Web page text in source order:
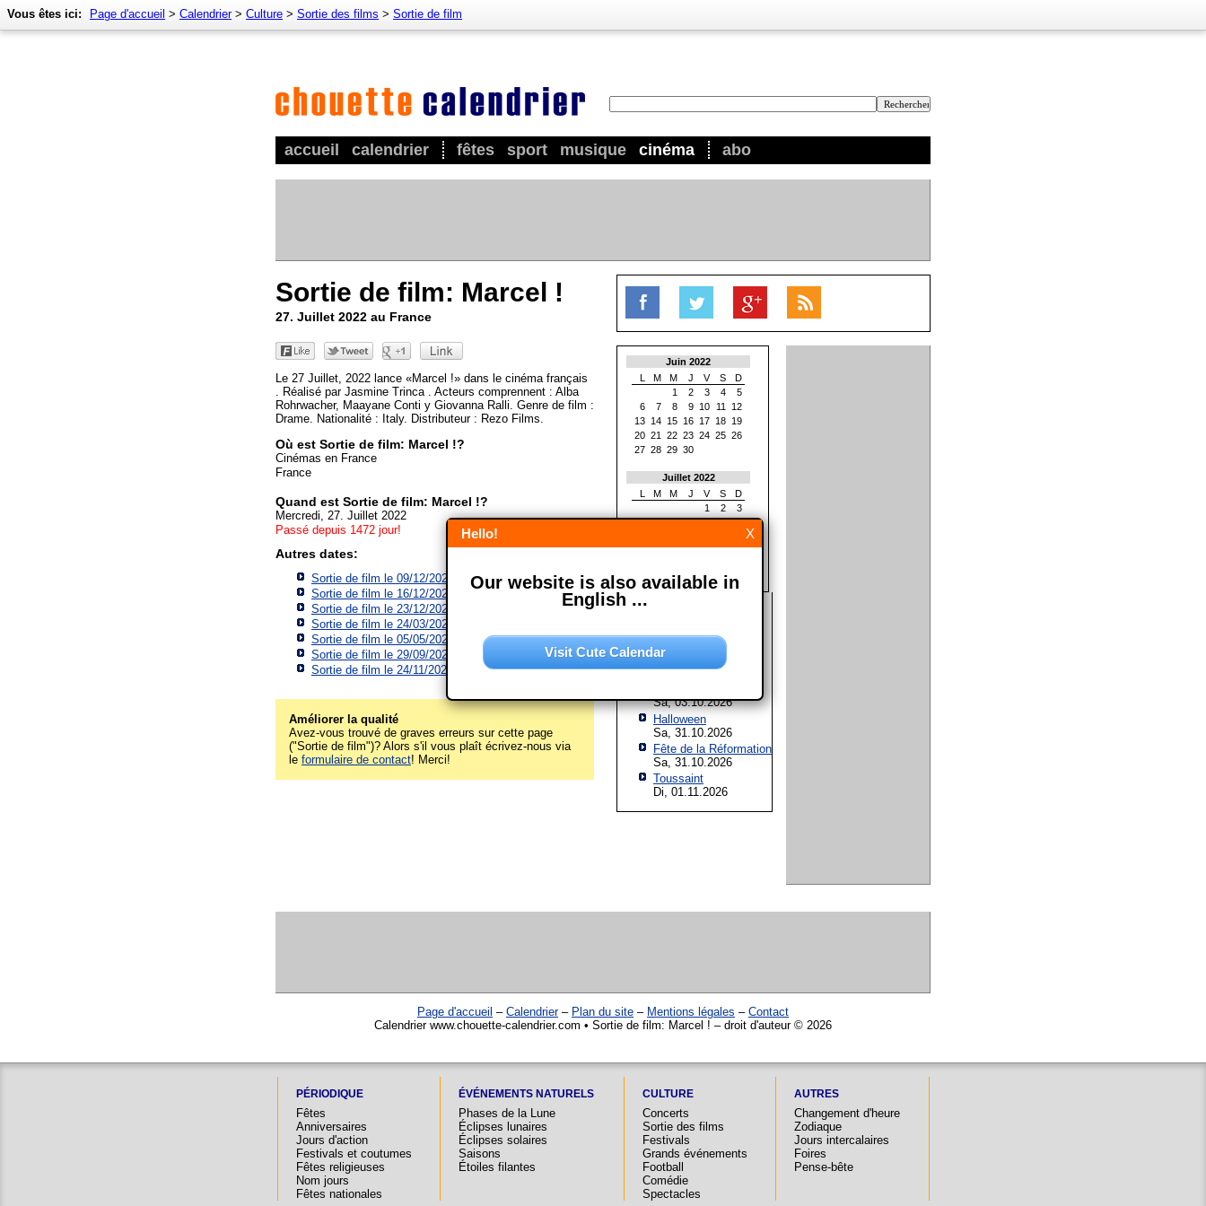
accueil calendrier fêtes sport musique cinéma abo
Vous êtes ici: Page d'accueil > Calendrier> Culture > Sortie des films > Sortie de film
Sortie de film: Marcel !
27. Juillet 2022 au France
Le 27 Juillet, 2022 lance «Marcel !» dans le cinéma français
. Réalisé par Jasmine Trinca . Acteurs comprennent : Alba
Rohrwacher, Maayane Conti y Giovanna Ralli. Genre de film :
Drame. Nationalité : Italy. Distributeur : Rezo Films.
Où est Sortie de film: Marcel !?
Cinémas en France
France
Quand est Sortie de film: Marcel !?
Mercredi, 27. Juillet 2022
Passé depuis 1472 jour!
Autres dates:
Sortie de film le 09/12/2026
Sortie de film le 16/12/2026
Sortie de film le 23/12/2026
Sortie de film le 24/03/2027
Sortie de film le 05/05/2027
Sortie de film le 29/09/2027
Sortie de film le 24/11/2027
Améliorer la qualité
Avez-vous trouvé de graves erreurs sur cette page
("Sortie de film")? Alors s'il vous plaît écrivez-nous via
le formulaire de contact! Merci!
Juin 2022
L
M M J V S
D
1
2 3 4
5
6
7 8 9 10 11
12
13 14 15 16 17 18 19
20 21 22 23 24 25 26
27 28 29 30
Juillet 2022
L
M M J V S
D
1
2
3
4
5 6 7 8 9 10
18 19 20 21 22 23 24
Les prochaines fêtes et
Assomption de Marie
Sa, 15.08.2026
Sa, 03.10.2026
Halloween
Sa, 31.10.2026
Fête de la Réformation
Sa, 31.10.2026
Toussaint
Di, 01.11.2026
Page d'accueil – Calendrier– Plan du site – Mentions légales – Contact
Calendrier www.chouette-calendrier.com • Sortie de film: Marcel ! – droit d'auteur © 2026
PÉRIODIQUE
Fêtes
Anniversaires
Jours d'action
Festivals et coutumes
Fêtes religieuses
Nom jours
Fêtes nationales
ÉVÉNEMENTS NATURELS
Phases de la Lune
Éclipses lunaires
Éclipses solaires
Saisons
Étoiles filantes
CULTURE
Concerts
Sortie des films
Festivals
Grands événements
Football
Comédie
Spectacles
AUTRES
Changement d'heure
Zodiaque
Jours intercalaires
Foires
Pense-bête
X
Hello!
Our website is also available in
English ...
Visit Cute Calendar